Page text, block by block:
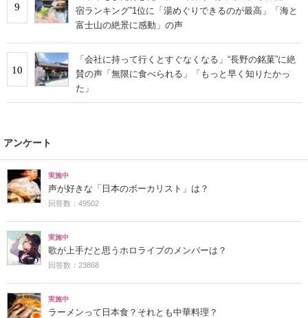
9
宿ランキング”1位に「湯めぐりできるのが最高」「海と
富士山の絶景に感動」の声
10
「会社に持って行くとすぐなくなる」“長野の銘菓”に絶
賛の声「無限に食べられる」「もっと早く知りたかっ
た」
アンケート
実施中
声が好きな「日本のボーカリスト」は？
回答数：49502
実施中
歌が上手だと思うホロライブのメンバーは？
回答数：23868
実施中
ラーメンって日本食？それとも中華料理？